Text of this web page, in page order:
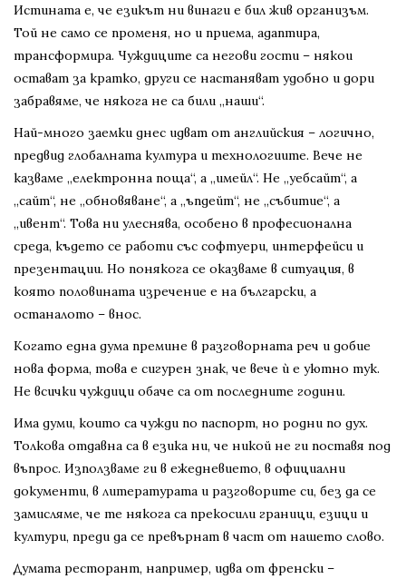
Истината е, че езикът ни винаги е бил жив организъм.
Той не само се променя, но и приема, адаптира,
трансформира. Чуждиците са негови гости – някои
остават за кратко, други се настаняват удобно и дори
забравяме, че някога не са били „наши“.
Най-много заемки днес идват от английския – логично,
предвид глобалната култура и технологиите. Вече не
казваме „електронна поща“, а „имейл“. Не „уебсайт“, а
„сайт“, не „обновяване“, а „ъпдейт“, не „събитие“, а
„ивент“. Това ни улеснява, особено в професионална
среда, където се работи със софтуери, интерфейси и
презентации. Но понякога се оказваме в ситуация, в
която половината изречение е на български, а
останалото – внос.
Когато една дума премине в разговорната реч и добие
нова форма, това е сигурен знак, че вече ѝ е уютно тук.
Не всички чуждици обаче са от последните години.
Има думи, които са чужди по паспорт, но родни по дух.
Толкова отдавна са в езика ни, че никой не ги поставя под
въпрос. Използваме ги в ежедневието, в официални
документи, в литературата и разговорите си, без да се
замисляме, че те някога са прекосили граници, езици и
култури, преди да се превърнат в част от нашето слово.
Думата ресторант, например, идва от френски –